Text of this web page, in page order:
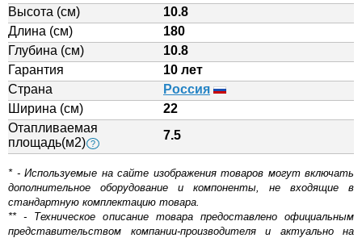
Высота (см)
10.8
Длина (см)
180
Глубина (см)
10.8
Гарантия
10 лет
Страна
Россия
Ширина (см)
22
Отапливаемая
площадь(м2) ?
7.5
* - Используемые на сайте изображения товаров могут включать
дополнительное оборудование и компоненты, не входящие в
стандартную комплектацию товара.
** - Техническое описание товара предоставлено официальным
представительством компании-производителя и актуально на